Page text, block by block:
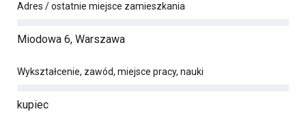
Adres / ostatnie miejsce zamieszkania
Miodowa 6, Warszawa
Wykształcenie, zawód, miejsce pracy, nauki
kupiec